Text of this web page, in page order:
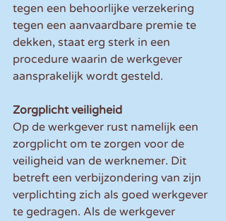
tegen een behoorlijke verzekering
tegen een aanvaardbare premie te
dekken, staat erg sterk in een
procedure waarin de werkgever
aansprakelijk wordt gesteld.
Zorgplicht veiligheid
Op de werkgever rust namelijk een
zorgplicht om te zorgen voor de
veiligheid van de werknemer. Dit
betreft een verbijzondering van zijn
verplichting zich als goed werkgever
te gedragen. Als de werkgever